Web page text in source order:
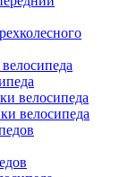
велосипеда
велосипеда